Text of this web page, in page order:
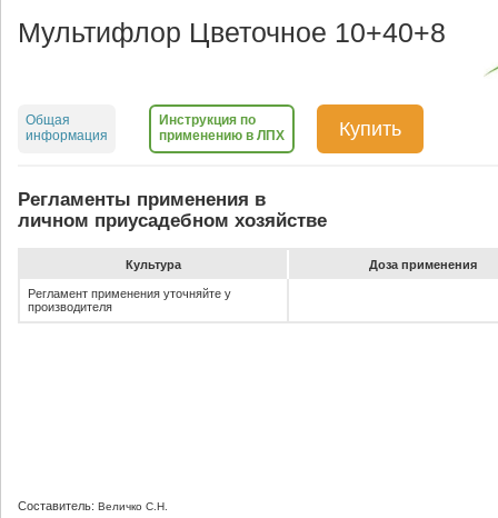
Мультифлор Цветочное 10+40+8
Общая
информация
Инструкция по
применению в ЛПХ
Купить
Регламенты применения в
личном приусадебном хозяйстве
Культура До­за при­ме­не­ния
Регламент применения уточняйте у
производителя
Составитель: Величко С.Н.